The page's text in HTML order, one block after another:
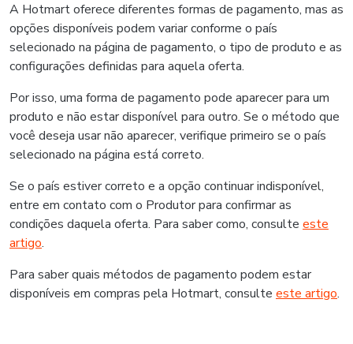
A Hotmart oferece diferentes formas de pagamento, mas as
opções disponíveis podem variar conforme o país
selecionado na página de pagamento, o tipo de produto e as
configurações definidas para aquela oferta.
Por isso, uma forma de pagamento pode aparecer para um
produto e não estar disponível para outro. Se o método que
você deseja usar não aparecer, verifique primeiro se o país
selecionado na página está correto.
Se o país estiver correto e a opção continuar indisponível,
entre em contato com o Produtor para confirmar as
condições daquela oferta. Para saber como, consulte este
artigo.
Para saber quais métodos de pagamento podem estar
disponíveis em compras pela Hotmart, consulte este artigo.